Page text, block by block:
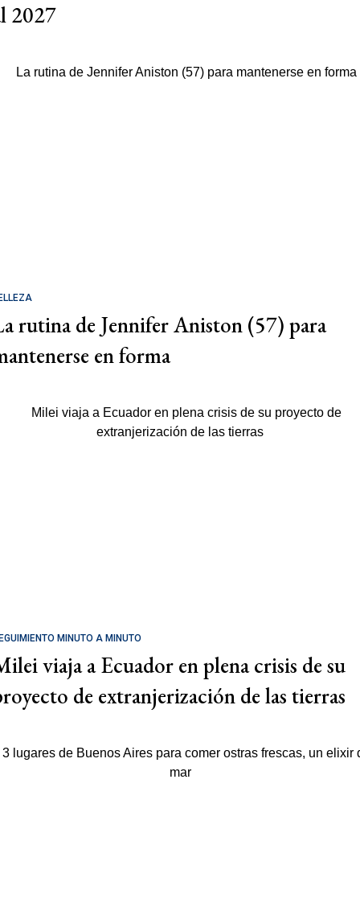
2027
rutina de Jennifer Aniston (57) para
en forma
MINUTO A MINUTO
viaja a Ecuador en plena crisis de su
de extranjerización de las tierras